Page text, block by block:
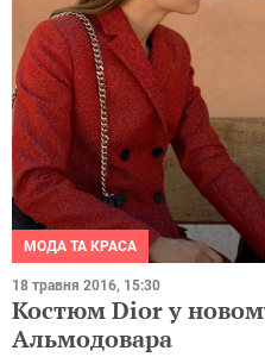
МОДА ТА КРАСА
18 травня 2016, 15:30
Костюм Dior у
Альмодовара